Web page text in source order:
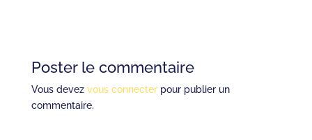
Poster le commentaire
Vous devez vous connecterpour publier un
commentaire.